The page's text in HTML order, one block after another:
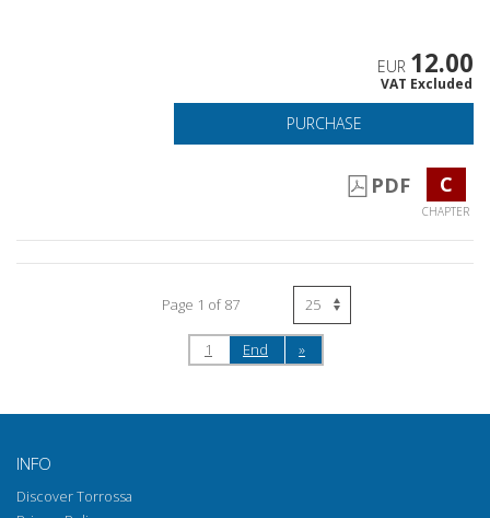
EUR 12.00
VAT Excluded
PURCHASE
PDF C
CHAPTER
Page 1 of 87
1 End »
INFO
Discover Torrossa